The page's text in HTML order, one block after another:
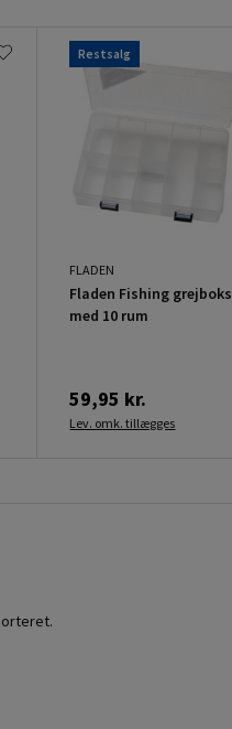
Restsalg
FLADEN
Fladen Fishing grejboks
med 10 rum
59,95 kr.
Lev. omk. tillægges